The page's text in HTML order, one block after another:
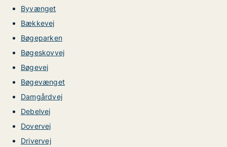
Byvænget
Bækkevej
Bøgeparken
Bøgeskovvej
Bøgevej
Bøgevænget
Damgårdvej
Debelvej
Dovervej
Drivervej